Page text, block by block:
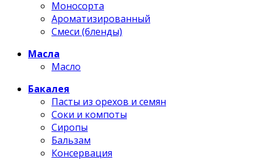
Моносорта
Ароматизированный
Смеси (бленды)
Масла
Масло
Бакалея
Пасты из орехов и семян
Соки и компоты
Сиропы
Бальзам
Консервация